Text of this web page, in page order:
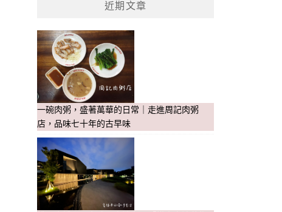
近期文章
一碗肉粥，盛著萬華的日常｜走進周記肉粥
店，品味七十年的古早味